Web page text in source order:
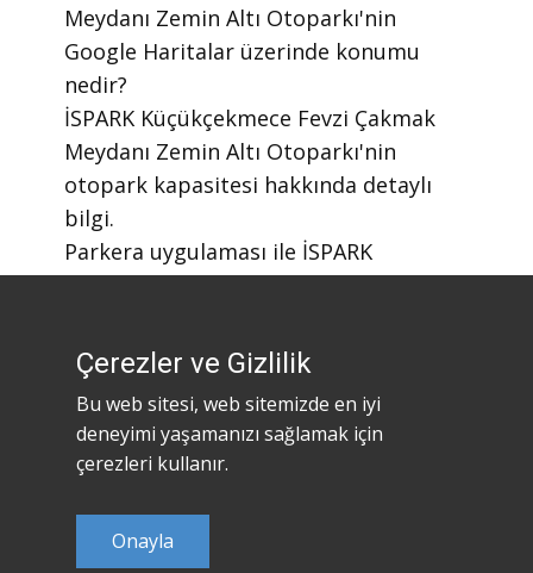
Meydanı Zemin Altı Otoparkı'nin
Google Haritalar üzerinde konumu
nedir?
​İSPARK Küçükçekmece Fevzi Çakmak
Meydanı Zemin Altı Otoparkı'nin
otopark kapasitesi hakkında detaylı
bilgi.
​Parkera uygulaması ile İSPARK
otoparklarını nasıl bulabilirim?
indirilir?
Çerezler ve Gizlilik
Bu web sitesi, web sitemizde en iyi
deneyimi yaşamanızı sağlamak için
çerezleri kullanır.
Onayla